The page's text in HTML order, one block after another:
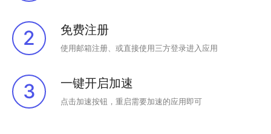
2 免费注册
使用邮箱注册、或直接使用三方登录进入应用
3 一键开启加速
点击加速按钮，重启需要加速的应用即可